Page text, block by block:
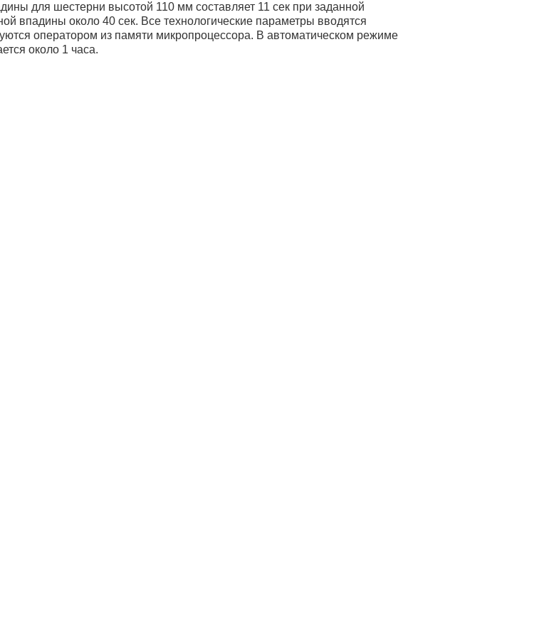
для шестерни высотой 110 мм составляет 11 сек при заданной
впадины около 40 сек. Все технологические параметры вводятся
оператором из памяти микропроцессора. В автоматическом режиме
около 1 часа.